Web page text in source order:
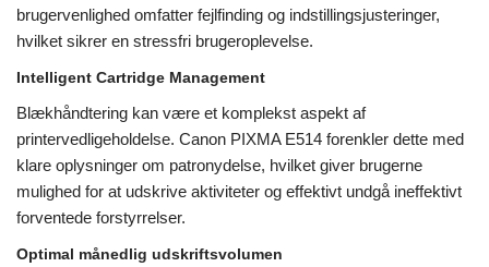
brugervenlighed omfatter fejlfinding og indstillingsjusteringer,
hvilket sikrer en stressfri brugeroplevelse.
Intelligent Cartridge Management
Blækhåndtering kan være et komplekst aspekt af
printervedligeholdelse. Canon PIXMA E514 forenkler dette med
klare oplysninger om patronydelse, hvilket giver brugerne
mulighed for at udskrive aktiviteter og effektivt undgå ineffektivt
forventede forstyrrelser.
Optimal månedlig udskriftsvolumen